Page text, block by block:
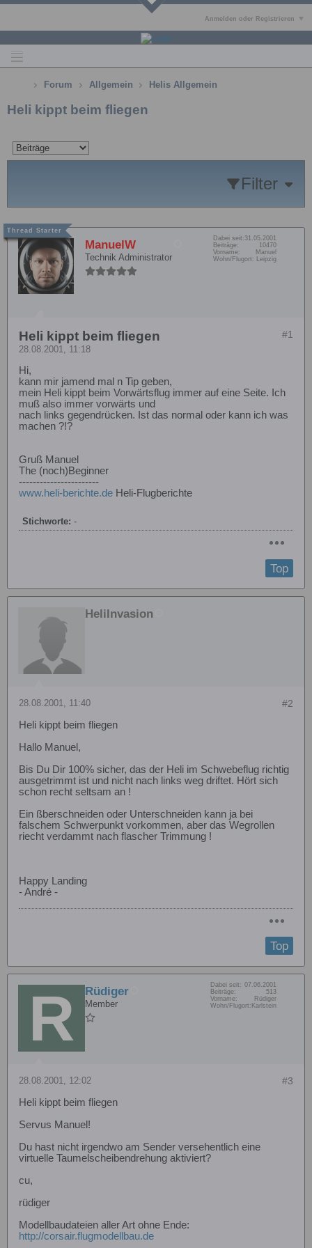
Anmelden oder Registrieren
Forum Allgemein Helis Allgemein
Heli kippt beim fliegen
Filter
ManuelW
Technik Administrator
Dabei seit:31.05.2001
Beiträge:
10470
Vorname:
Manuel
Wohn/Flugort: Leipzig
#1
Heli kippt beim fliegen
28.08.2001, 11:18
Hi,
kann mir jamend mal n Tip geben,
mein Heli kippt beim Vorwärtsflug immer auf eine Seite. Ich
muß also immer vorwärts und
nach links gegendrücken. Ist das normal oder kann ich was
machen ?!?
Gruß Manuel
The (noch)Beginner
-----------------------
www.heli-berichte.de Heli-Flugberichte
Stichworte: -
Top
HeliInvasion
#2
28.08.2001, 11:40
Heli kippt beim fliegen
Hallo Manuel,
Bis Du Dir 100% sicher, das der Heli im Schwebeflug richtig
ausgetrimmt ist und nicht nach links weg driftet. Hört sich
schon recht seltsam an !
Ein ßberschneiden oder Unterschneiden kann ja bei
falschem Schwerpunkt vorkommen, aber das Wegrollen
riecht verdammt nach flascher Trimmung !
Happy Landing
- André -
Top
Rüdiger
Member
Dabei seit: 07.06.2001
Beiträge:
513
Vorname:
Rüdiger
Wohn/Flugort: Karlstein
#3
28.08.2001, 12:02
Heli kippt beim fliegen
Servus Manuel!
Du hast nicht irgendwo am Sender versehentlich eine
virtuelle Taumelscheibendrehung aktiviert?
cu,
rüdiger
Modellbaudateien aller Art ohne Ende:
http://corsair.flugmodellbau.de